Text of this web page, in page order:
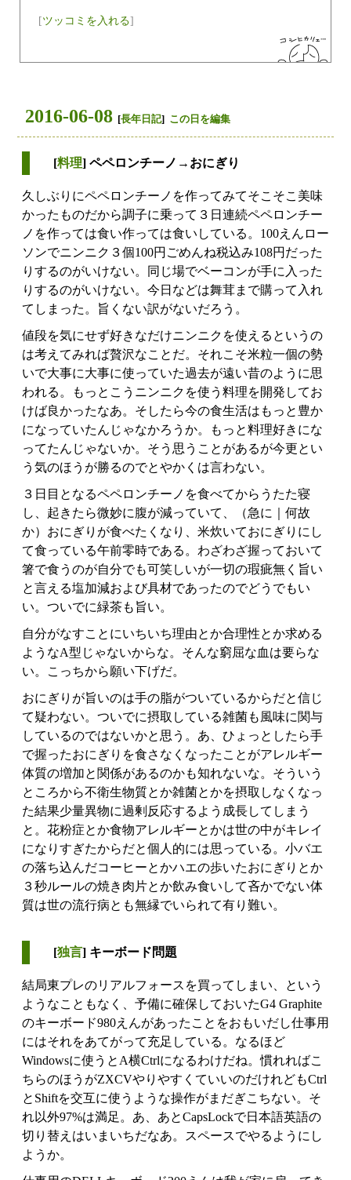
[ツッコミを入れる]
2016-06-08 [長年日記] この日を編集
[料理] ペペロンチーノ→おにぎり
久しぶりにペペロンチーノを作ってみてそこそこ美味
かったものだから調子に乗って３日連続ペペロンチー
ノを作っては食い作っては食いしている。100えんロー
ソンでニンニク３個100円ごめんね税込み108円だった
りするのがいけない。同じ場でベーコンが手に入った
りするのがいけない。今日などは舞茸まで購って入れ
てしまった。旨くない訳がないだろう。
値段を気にせず好きなだけニンニクを使えるというの
は考えてみれば贅沢なことだ。それこそ米粒一個の勢
いで大事に大事に使っていた過去が遠い昔のように思
われる。もっとこうニンニクを使う料理を開発してお
けば良かったなあ。そしたら今の食生活はもっと豊か
になっていたんじゃなかろうか。もっと料理好きにな
ってたんじゃないか。そう思うことがあるが今更とい
う気のほうが勝るのでとやかくは言わない。
３日目となるペペロンチーノを食べてからうたた寝
し、起きたら微妙に腹が減っていて、（急に｜何故
か）おにぎりが食べたくなり、米炊いておにぎりにし
て食っている午前零時である。わざわざ握っておいて
箸で食うのが自分でも可笑しいが一切の瑕疵無く旨い
と言える塩加減および具材であったのでどうでもい
い。ついでに緑茶も旨い。
自分がなすことにいちいち理由とか合理性とか求める
ようなA型じゃないからな。そんな窮屈な血は要らな
い。こっちから願い下げだ。
おにぎりが旨いのは手の脂がついているからだと信じ
て疑わない。ついでに摂取している雑菌も風味に関与
しているのではないかと思う。あ、ひょっとしたら手
で握ったおにぎりを食さなくなったことがアレルギー
体質の増加と関係があるのかも知れないな。そういう
ところから不衛生物質とか雑菌とかを摂取しなくなっ
た結果少量異物に過剰反応するよう成長してしまう
と。花粉症とか食物アレルギーとかは世の中がキレイ
になりすぎたからだと個人的には思っている。小バエ
の落ち込んだコーヒーとかハエの歩いたおにぎりとか
３秒ルールの焼き肉片とか飲み食いして吝かでない体
質は世の流行病とも無縁でいられて有り難い。
[独言] キーボード問題
結局東プレのリアルフォースを買ってしまい、という
ようなこともなく、予備に確保しておいたG4 Graphite
のキーボード980えんがあったことをおもいだし仕事用
にはそれをあてがって充足している。なるほど
Windowsに使うとA横Ctrlになるわけだね。慣れればこ
ちらのほうがZXCVやりやすくていいのだけれどもCtrl
とShiftを交互に使うような操作がまだぎこちない。そ
れ以外97%は満足。あ、あとCapsLockで日本語英語の
切り替えはいまいちだなあ。スペースでやるようにし
ようか。